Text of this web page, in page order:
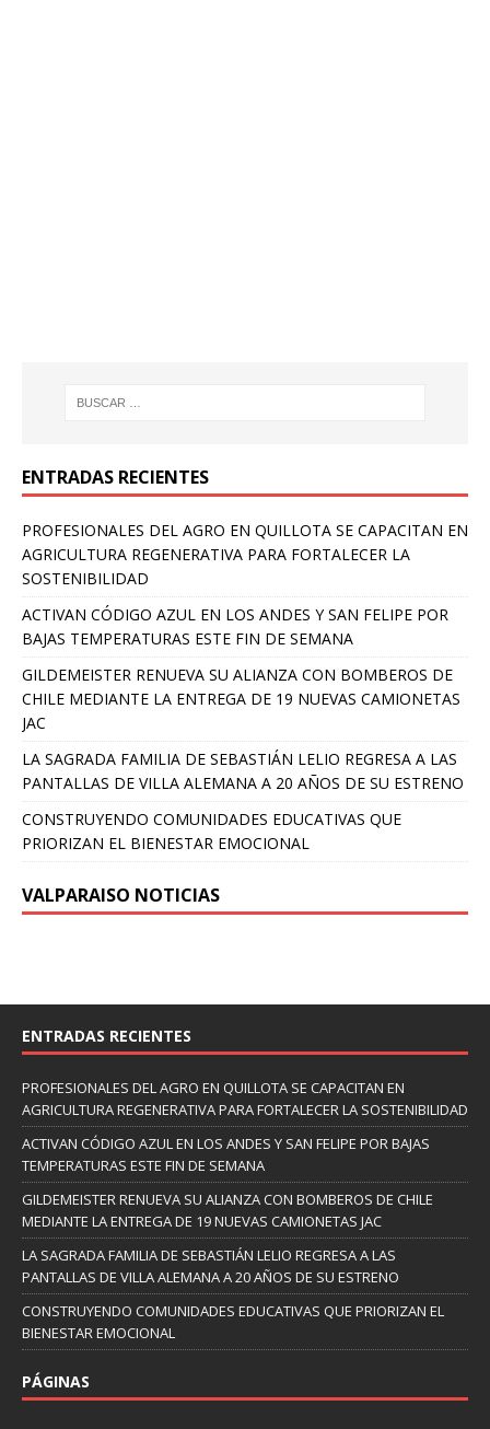
ENTRADAS RECIENTES
PROFESIONALES DEL AGRO EN QUILLOTA SE CAPACITAN EN
AGRICULTURA REGENERATIVA PARA FORTALECER LA
SOSTENIBILIDAD
ACTIVAN CÓDIGO AZUL EN LOS ANDES Y SAN FELIPE POR
BAJAS TEMPERATURAS ESTE FIN DE SEMANA
GILDEMEISTER RENUEVA SU ALIANZA CON BOMBEROS DE
CHILE MEDIANTE LA ENTREGA DE 19 NUEVAS CAMIONETAS
JAC
LA SAGRADA FAMILIA DE SEBASTIÁN LELIO REGRESA A LAS
PANTALLAS DE VILLA ALEMANA A 20 AÑOS DE SU ESTRENO
CONSTRUYENDO COMUNIDADES EDUCATIVAS QUE
PRIORIZAN EL BIENESTAR EMOCIONAL
VALPARAISO NOTICIAS
ENTRADAS RECIENTES
PROFESIONALES DEL AGRO EN QUILLOTA SE CAPACITAN EN
AGRICULTURA REGENERATIVA PARA FORTALECER LA SOSTENIBILIDAD
ACTIVAN CÓDIGO AZUL EN LOS ANDES Y SAN FELIPE POR BAJAS
TEMPERATURAS ESTE FIN DE SEMANA
GILDEMEISTER RENUEVA SU ALIANZA CON BOMBEROS DE CHILE
MEDIANTE LA ENTREGA DE 19 NUEVAS CAMIONETAS JAC
LA SAGRADA FAMILIA DE SEBASTIÁN LELIO REGRESA A LAS
PANTALLAS DE VILLA ALEMANA A 20 AÑOS DE SU ESTRENO
CONSTRUYENDO COMUNIDADES EDUCATIVAS QUE PRIORIZAN EL
BIENESTAR EMOCIONAL
PÁGINAS